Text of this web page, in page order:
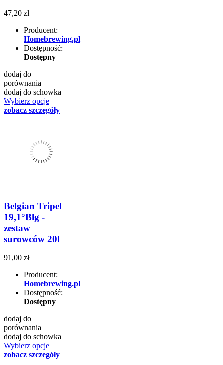
47,20 zł
Producent:
Homebrewing.pl
Dostępność:
Dostępny
dodaj do
porównania
dodaj do schowka
Wybierz opcje
zobacz szczegóły
Belgian Tripel
19,1°Blg -
zestaw
surowców 20l
91,00 zł
Producent:
Homebrewing.pl
Dostępność:
Dostępny
dodaj do
porównania
dodaj do schowka
Wybierz opcje
zobacz szczegóły